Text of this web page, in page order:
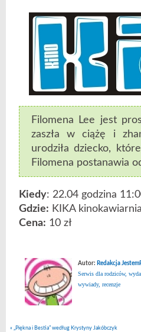
Filomena Lee jest
zaszła w ciążę i
urodziła dziecko,
Filomena postanawia
Kiedy: 22.04 godzina
Gdzie: KIKA
Cena: 10 zł
Autor: Redakcja
Serwis dla rodziców,
wywiady, recenzje
« „Piękna i Bestia” według Krystyny Jakóbczyk